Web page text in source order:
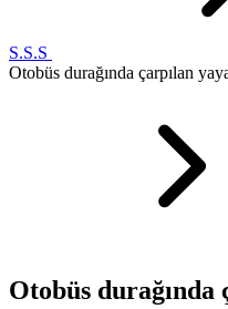
S.S.S
Otobüs durağında çarpılan
Otobüs